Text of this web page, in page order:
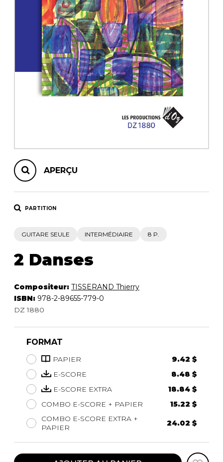
AUTRES PRODUITS
APERÇU
PARTITION
GUITARE SEULE INTERMÉDIAIRE 8 P.
2 Danses
Compositeur: TISSERAND Thierry
ISBN: 978-2-89655-779-0
DZ 1880
FORMAT
PAPIER
9.42 $
E-SCORE
8.48 $
E-SCORE EXTRA
18.84 $
COMBO E-SCORE + PAPIER
15.22 $
COMBO E-SCORE EXTRA +
PAPIER
24.02 $